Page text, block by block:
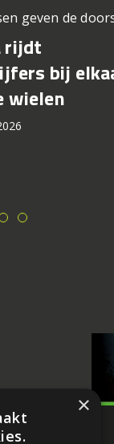
geven de
rijdt
bij
wielen
×